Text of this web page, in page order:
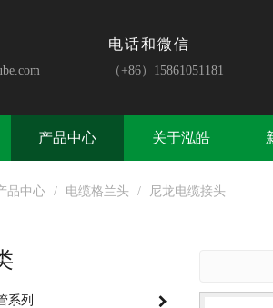
电话和微信
（+86）15861051181
产品中心 关于泓皓
品中心 / 电缆格兰头 / 尼龙电缆接头
系列